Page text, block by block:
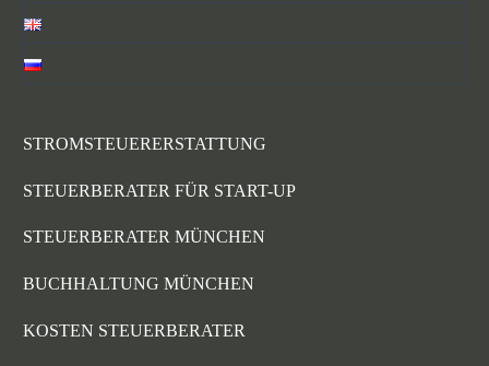
STROMSTEUERERSTATTUNG
STEUERBERATER FÜR START-UP
STEUERBERATER MÜNCHEN
BUCHHALTUNG MÜNCHEN
KOSTEN STEUERBERATER